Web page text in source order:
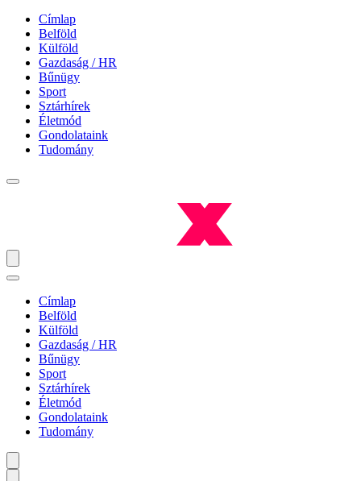
Címlap
Belföld
Külföld
Gazdaság / HR
Bűnügy
Sport
Sztárhírek
Életmód
Gondolataink
Tudomány
Címlap
Belföld
Külföld
Gazdaság / HR
Bűnügy
Sport
Sztárhírek
Életmód
Gondolataink
Tudomány